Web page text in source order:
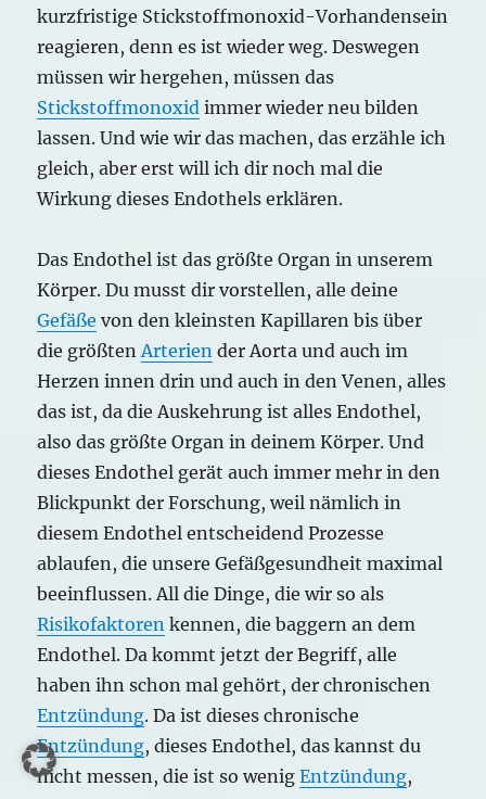
kurzfristige Stickstoffmonoxid-Vorhandensein
reagieren, denn es ist wieder weg. Deswegen
müssen wir hergehen, müssen das
Stickstoffmonoxid immer wieder neu bilden
lassen. Und wie wir das machen, das erzähle ich
gleich, aber erst will ich dir noch mal die
Wirkung dieses Endothels erklären.
Das Endothel ist das größte Organ in unserem
Körper. Du musst dir vorstellen, alle deine
Gefäße von den kleinsten Kapillaren bis über
die größtenArterien der Aorta und auch im
Herzen innen drin und auch in den Venen, alles
das ist, da die Auskehrung ist alles Endothel,
also das größte Organ in deinem Körper. Und
dieses Endothel gerät auch immer mehr in den
Blickpunkt der Forschung, weil nämlich in
diesem Endothel entscheidend Prozesse
ablaufen, die unsere Gefäßgesundheit maximal
beeinflussen. All die Dinge, die wir so als
Risikofaktoren kennen, die baggern an dem
Endothel. Da kommt jetzt der Begriff, alle
haben ihn schon mal gehört, der chronischen
Entzündung. Da ist dieses chronische
Entzündung, dieses Endothel, das kannst du
nicht messen, die ist so wenigEntzündung,